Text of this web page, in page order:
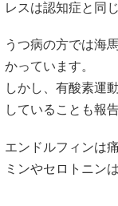
レスは認知症と同
うつ病の方では海
かっています。
しかし、有酸素運
していることも報
エンドルフィンは
ミンやセロトニン